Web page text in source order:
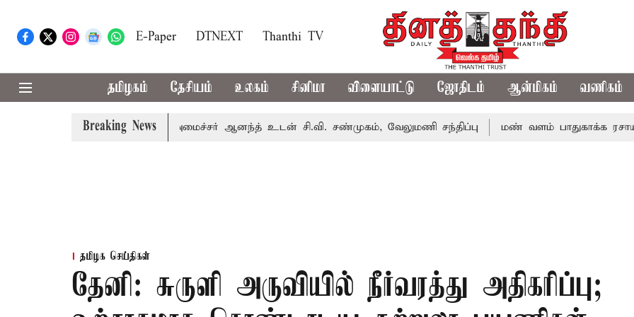
E-Paper DTNEXT Thanthi TV
தமிழகம் தேசியம் உலகம் சினிமா விளையாட்டு ஜோதிடம் ஆன்மிகம் வணிகம்
Breaking News
அரசியலில் பரபரப்பு; அமைச்சர் ஆனந்த் உடன் சி.வி. சண்முகம், வேலுமணி சந்திப்பு மண் வளம் பாதுகாக்க ரசாயன
தமிழக செய்திகள்
தேனி: சுருளி அருவியில் நீர்வரத்து அதிகரிப்பு;